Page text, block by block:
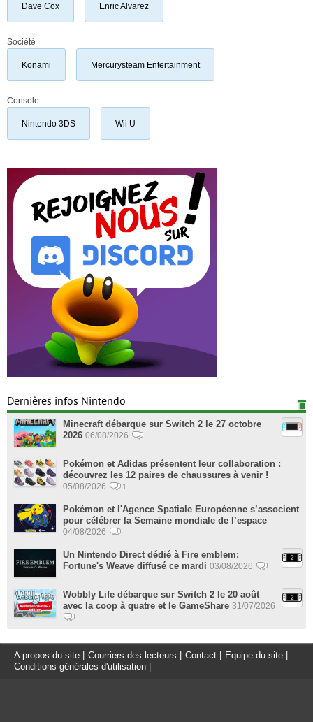
Dave Cox Enric Alvarez
Société
Konami Mercurysteam Entertainment
Console
Nintendo 3DS Wii U
Dernières infos Nintendo
Minecraft débarque sur Switch 2 le 27 octobre
2026 06/08/2026
Pokémon et Adidas présentent leur collaboration :
découvrez les 12 paires de chaussures à venir !
05/08/2026 1
Pokémon et l'Agence Spatiale Européenne s’associent
pour célébrer la Semaine mondiale de l’espace
04/08/2026
Un Nintendo Direct dédié à Fire emblem:
Fortune's Weave diffusé ce mardi 03/08/2026
Wobbly Life débarque sur Switch 2 le 20 août
avec la coop à quatre et le GameShare 31/07/2026
A propos du site Courriers des lecteurs Contact Equipe du site
Conditions générales d'utilisation